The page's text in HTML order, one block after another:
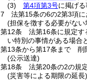
(3)
第4項第3号に掲げ
7
法第15条の6の2第3項
(担保を徴する必要がない
第12条
法第16条に規定す
い特別の事情がある場合
第13条から第17条まで
削
(公示送達)
第18条
法第20条の2の規
(災害等による期限の延長)